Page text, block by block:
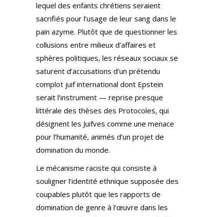
lequel des enfants chrétiens seraient
sacrifiés pour l’usage de leur sang dans le
pain azyme. Plutôt que de questionner les
collusions entre milieux d’affaires et
sphères politiques, les réseaux sociaux se
saturent d’accusations d’un prétendu
complot juif international dont Epstein
serait l’instrument — reprise presque
littérale des thèses des Protocoles, qui
désignent les Juifves comme une menace
pour l’humanité, animés d’un projet de
domination du monde.
Le mécanisme raciste qui consiste à
souligner l’identité ethnique supposée des
coupables plutôt que les rapports de
domination de genre à l’œuvre dans les